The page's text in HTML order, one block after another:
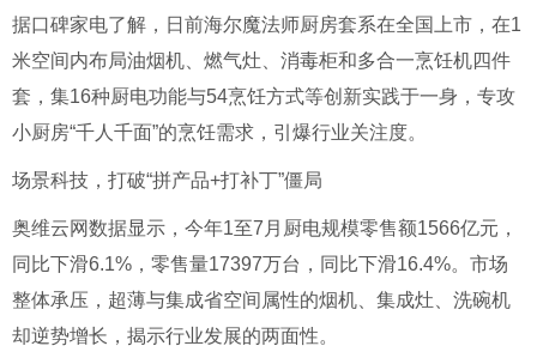
据口碑家电了解，日前海尔魔法师厨房套系在全国上市，在1
米空间内布局油烟机、燃气灶、消毒柜和多合一烹饪机四件
套，集16种厨电功能与54烹饪方式等创新实践于一身，专攻
小厨房“千人千面”的烹饪需求，引爆行业关注度。
场景科技，打破“拼产品+打补丁”僵局
奥维云网数据显示，今年1至7月厨电规模零售额1566亿元，
同比下滑6.1%，零售量17397万台，同比下滑16.4%。市场
整体承压，超薄与集成省空间属性的烟机、集成灶、洗碗机
却逆势增长，揭示行业发展的两面性。